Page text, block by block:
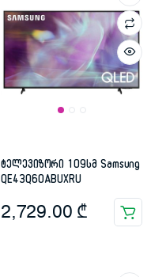
ტელევიზორი 109სმ Samsung
QE43Q60ABUXRU
2,729.00 ₾